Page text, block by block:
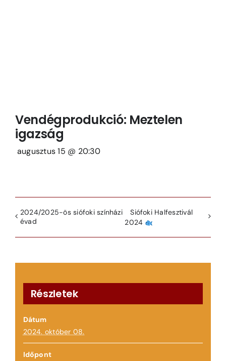
Vendégprodukció: Meztelen
igazság
augusztus 15 @ 20:30
2024/2025-ös siófoki színházi
évad
Siófoki Halfesztivál
2024
Részletek
Dátum
2024. október 08.
Időpont